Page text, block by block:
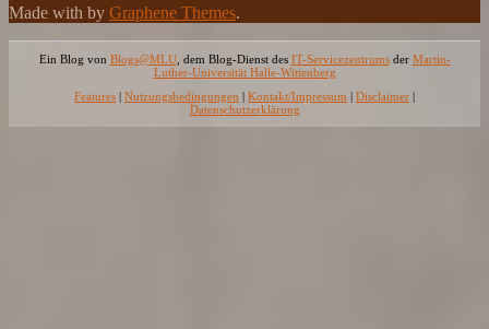
Made with by Graphene Themes.
Ein Blog von Blogs@MLU, dem Blog-Dienst des IT-Servicezentrumsder Martin-
Luther-Universität Halle-Wittenberg
Features | Nutzungsbedingungen | Kontakt/Impressum | Disclaimer |
Datenschutzerklärung